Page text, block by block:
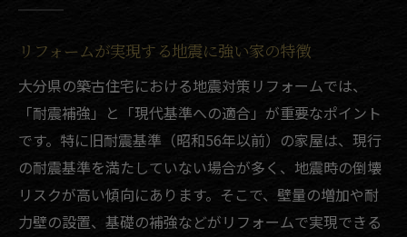
リフォームが実現する地震に強い家の特徴
大分県の築古住宅における地震対策リフォームでは、
「耐震補強」と「現代基準への適合」が重要なポイント
です。特に旧耐震基準（昭和56年以前）の家屋は、現行
の耐震基準を満たしていない場合が多く、地震時の倒壊
リスクが高い傾向にあります。そこで、壁量の増加や耐
力壁の設置、基礎の補強などがリフォームで実現できる